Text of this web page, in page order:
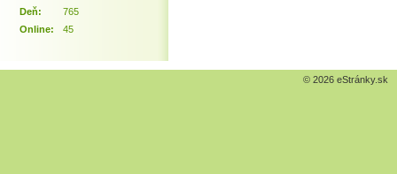
Online: 45
Deň:
765
© 2026 eStránky.sk